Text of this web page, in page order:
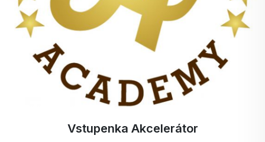
stačí raz vyskúšať a budete určite spokojný.
Zatiaľ sa držte , buďte zdravý a pracujte na sebe
;)
Vstupenka Akcelerátor